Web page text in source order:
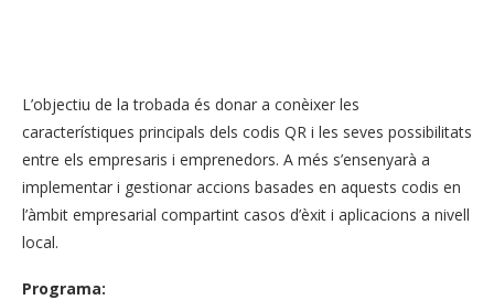
L’objectiu de la trobada és donar a conèixer les
característiques principals dels codis QR i les seves possibilitats
entre els empresaris i emprenedors. A més s’ensenyarà a
implementar i gestionar accions basades en aquests codis en
l’àmbit empresarial compartint casos d’èxit i aplicacions a nivell
local.
Programa: